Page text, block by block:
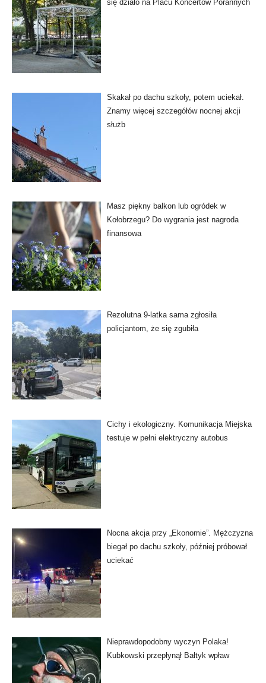
się działo na Placu Koncertów Porannych
Skakał po dachu szkoły, potem uciekał.
Znamy więcej szczegółów nocnej akcji
służb
Masz piękny balkon lub ogródek w
Kołobrzegu? Do wygrania jest nagroda
finansowa
Rezolutna 9-latka sama zgłosiła
policjantom, że się zgubiła
Cichy i ekologiczny. Komunikacja Miejska
testuje w pełni elektryczny autobus
Nocna akcja przy „Ekonomie”. Mężczyzna
biegał po dachu szkoły, później próbował
uciekać
Nieprawdopodobny wyczyn Polaka!
Kubkowski przepłynął Bałtyk wpław